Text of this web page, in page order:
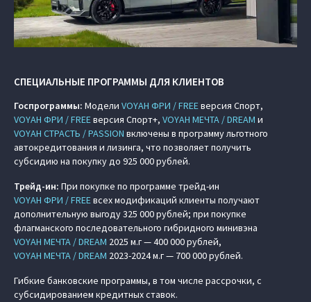
СПЕЦИАЛЬНЫЕ ПРОГРАММЫ ДЛЯ КЛИЕНТОВ
Госпрограммы: Модели VOYAH ФРИ / FREEверсия Спорт,
VOYAH ФРИ / FREEверсия Спорт+, VOYAH МЕЧТА / DREAM и
VOYAH СТРАСТЬ / PASSION включены в программу льготного
автокредитования и лизинга, что позволяет получить
субсидию на покупку до 925 000 рублей.
Трейд-ин: При покупке по программе трейд-ин
VOYAH ФРИ / FREEвсех модификаций клиенты получают
дополнительную выгоду 325 000 рублей; при покупке
флагманского последовательного гибридного минивэна
VOYAH МЕЧТА / DREAM 2025 м.г — 400 000 рублей,
VOYAH МЕЧТА / DREAM 2023-2024 м.г — 700 000 рублей.
Гибкие банковские программы, в том числе рассрочки, с
субсидированием кредитных ставок.